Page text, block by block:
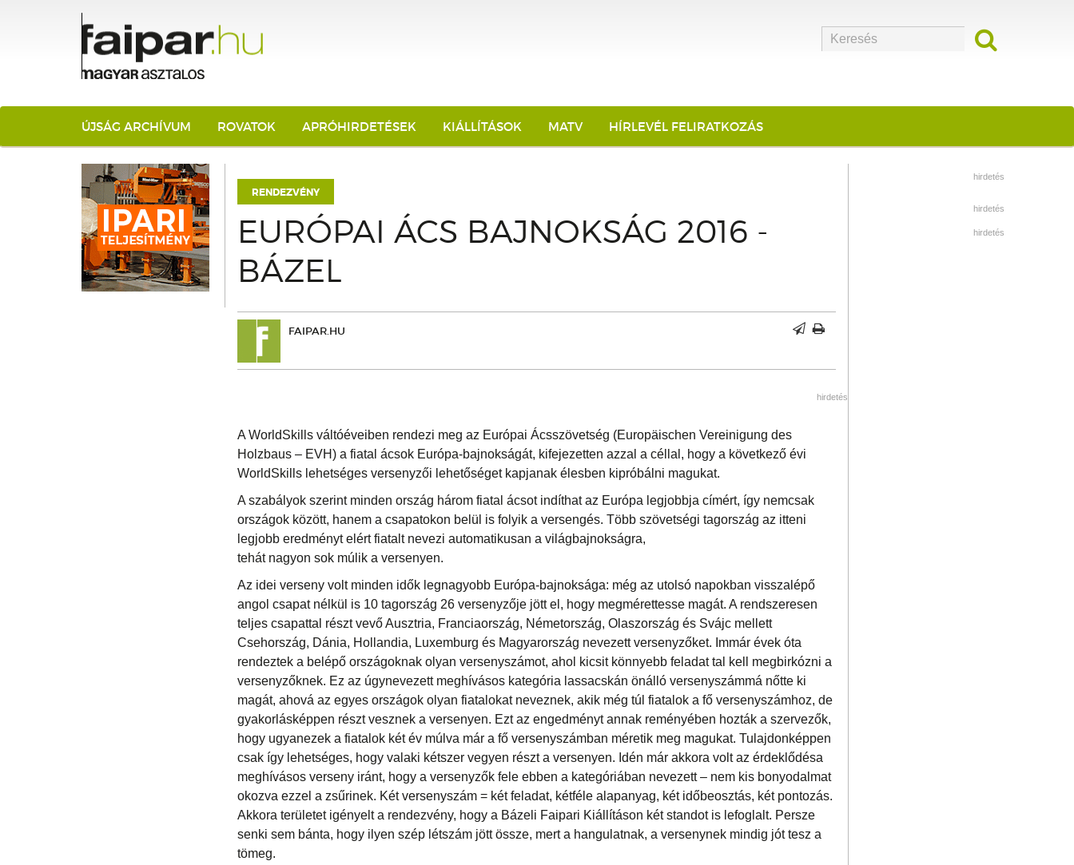
ÚJSÁG ARCHÍVUM ROVATOK APRÓHIRDETÉSEK KIÁLLÍTÁSOK MATV HÍRLEVÉL FELIRATKOZÁS
RENDEZVÉNY
EURÓPAI ÁCS BAJNOKSÁG 2016 -
BÁZEL
FAIPAR.HU
hirdetés
A WorldSkills váltóéveiben rendezi meg az Európai Ácsszövetség (Europäischen Vereinigung des
Holzbaus – EVH) a fiatal ácsok Európa-bajnokságát, kifejezetten azzal a céllal, hogy a következő évi
WorldSkills lehetséges versenyzői lehetőséget kapjanak élesben kipróbálni magukat.
A szabályok szerint minden ország három fiatal ácsot indíthat az Európa legjobbja címért, így nemcsak
országok között, hanem a csapatokon belül is folyik a versengés. Több szövetségi tagország az itteni
legjobb eredményt elért fiatalt nevezi automatikusan a világbajnokságra,
tehát nagyon sok múlik a versenyen.
Az idei verseny volt minden idők legnagyobb Európa-bajnoksága: még az utolsó napokban visszalépő
angol csapat nélkül is 10 tagország 26 versenyzője jött el, hogy megmérettesse magát. A rendszeresen
teljes csapattal részt vevő Ausztria, Franciaország, Németország, Olaszország és Svájc mellett
Csehország, Dánia, Hollandia, Luxemburg és Magyarország nevezett versenyzőket. Immár évek óta
rendeztek a belépő országoknak olyan versenyszámot, ahol kicsit könnyebb feladat tal kell megbirkózni a
versenyzőknek. Ez az úgynevezett meghívásos kategória lassacskán önálló versenyszámmá nőtte ki
magát, ahová az egyes országok olyan fiatalokat neveznek, akik még túl fiatalok a fő versenyszámhoz, de
gyakorlásképpen részt vesznek a versenyen. Ezt az engedményt annak reményében hozták a szervezők,
hogy ugyanezek a fiatalok két év múlva már a fő versenyszámban méretik meg magukat. Tulajdonképpen
csak így lehetséges, hogy valaki kétszer vegyen részt a versenyen. Idén már akkora volt az érdeklődésa
meghívásos verseny iránt, hogy a versenyzők fele ebben a kategóriában nevezett – nem kis bonyodalmat
okozva ezzel a zsűrinek. Két versenyszám = két feladat, kétféle alapanyag, két időbeosztás, két pontozás.
Akkora területet igényelt a rendezvény, hogy a Bázeli Faipari Kiállításon két standot is lefoglalt. Persze
senki sem bánta, hogy ilyen szép létszám jött össze, mert a hangulatnak, a versenynek mindig jót tesz a
tömeg.
hirdetés
hirdetés
hirdetés